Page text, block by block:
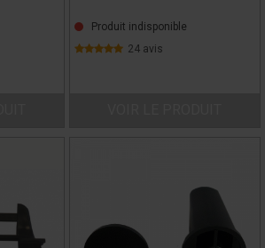
Produit indisponible
24 avis